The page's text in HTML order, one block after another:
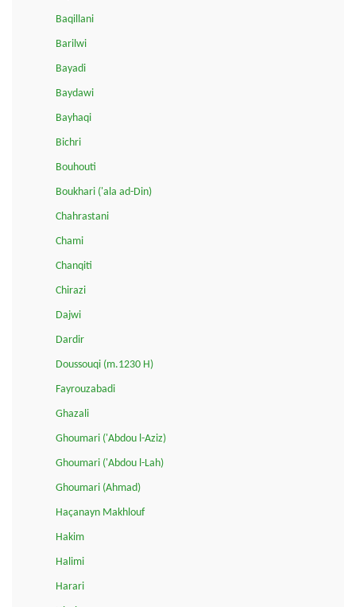
Baqillani
Barilwi
Bayadi
Baydawi
Bayhaqi
Bichri
Bouhouti
Boukhari ('ala ad-Din)
Chahrastani
Chami
Chanqiti
Chirazi
Dajwi
Dardir
Doussouqi (m.1230 H)
Fayrouzabadi
Ghazali
Ghoumari ('Abdou l-Aziz)
Ghoumari ('Abdou l-Lah)
Ghoumari (Ahmad)
Haçanayn Makhlouf
Hakim
Halimi
Harari